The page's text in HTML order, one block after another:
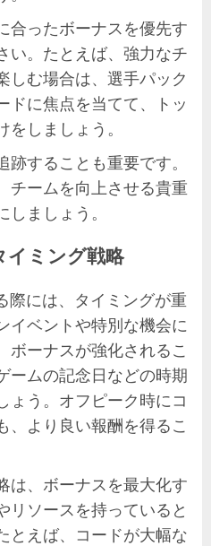
合ったボーナスを優先す
い。たとえば、強力なチ
しむ場合は、選手パック
ドに焦点を当てて、トッ
しましょう。
することも重要です。
チームを向上させる貴重
ましょう。
イミング戦略
際には、タイミングが重
イベントや特別な機会に
ボーナスが強化されるこ
ームの記念日などの時期
ょう。オフピーク時にコ
、より良い報酬を得るこ
は、ボーナスを最大化す
リソースを持っていると
とえば、コードが大幅な